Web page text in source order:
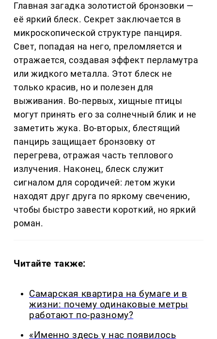
Главная загадка золотистой бронзовки —
её яркий блеск. Секрет заключается в
микроскопической структуре панциря.
Свет, попадая на него, преломляется и
отражается, создавая эффект перламутра
или жидкого металла. Этот блеск не
только красив, но и полезен для
выживания. Во-первых, хищные птицы
могут принять его за солнечный блик и не
заметить жука. Во-вторых, блестящий
панцирь защищает бронзовку от
перегрева, отражая часть теплового
излучения. Наконец, блеск служит
сигналом для сородичей: летом жуки
находят друг друга по яркому свечению,
чтобы быстро завести короткий, но яркий
роман.
Читайте также:
Самарская квартира на бумаге и в
жизни: почему одинаковые метры
работают по-разному?
«Именно здесь у нас появилось